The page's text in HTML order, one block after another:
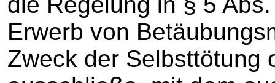
Erwerb von
Zweck der Selbsttötung